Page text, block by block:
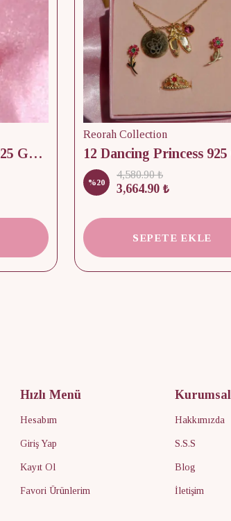
“Love is All” Alyans 925 Gümüş - Medium Beden
Reorah Collection
%20
4,580.90 ₺
3,664.90 ₺
SEPETE EKLE
Hızlı Menü
Hesabım
Giriş Yap
Kayıt Ol
Favori Ürünlerim
Kurumsal
Hakkımızda
S.S.S
Blog
İletişim